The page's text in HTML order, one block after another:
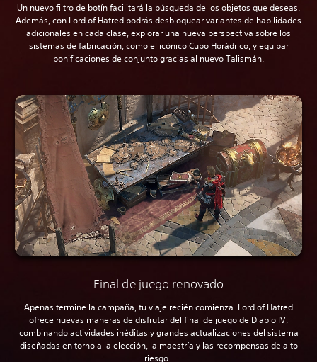
Un nuevo filtro de botín facilitará la búsqueda de los objetos que deseas.
Además, con Lord of Hatred podrás desbloquear variantes de habilidades
adicionales en cada clase, explorar una nueva perspectiva sobre los
sistemas de fabricación, como el icónico Cubo Horádrico, y equipar
bonificaciones de conjunto gracias al nuevo Talismán.
Final de juego renovado
Apenas termine la campaña, tu viaje recién comienza. Lord of Hatred
ofrece nuevas maneras de disfrutar del final de juego de Diablo IV,
combinando actividades inéditas y grandes actualizaciones del sistema
diseñadas en torno a la elección, la maestría y las recompensas de alto
riesgo.